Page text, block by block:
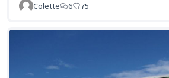
Colette 6 75